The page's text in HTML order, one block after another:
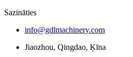
Sazināties
info@gdlmachinery.com
Jiaozhou, Qingdao, Ķīna